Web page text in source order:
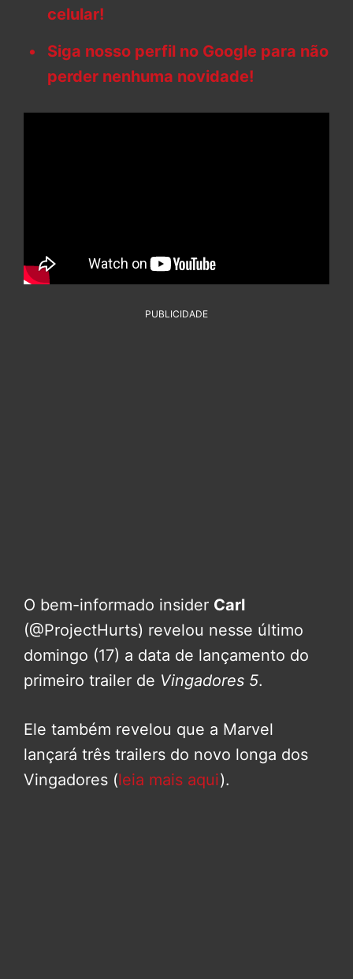
celular!
Siga nosso perfil no Google para não
perder nenhuma novidade!
PUBLICIDADE
O bem-informado insider Carl
(@ProjectHurts) revelou nesse último
domingo (17) a data de lançamento do
primeiro trailer de Vingadores 5.
Ele também revelou que a Marvel
lançará três trailers do novo longa dos
Vingadores (leia mais aqui).